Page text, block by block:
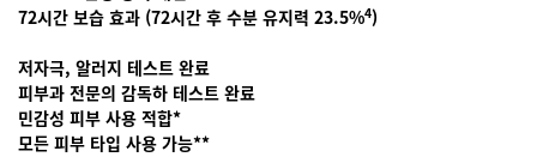
72시간 보습 효과 (72시간 후 수분 유지력 23.5%4)
저자극, 알러지 테스트 완료
피부과 전문의 감독하 테스트 완료
민감성 피부 사용 적합*
모든 피부 타입 사용 가능**